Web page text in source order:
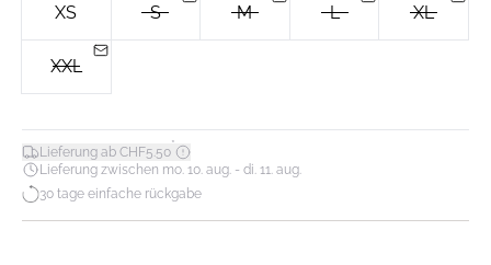
XS S M L XL
XXL
Lieferung ab CHF5.50*
Lieferung zwischen mo. 10. aug. - di. 11. aug.
30 tage einfache rückgabe